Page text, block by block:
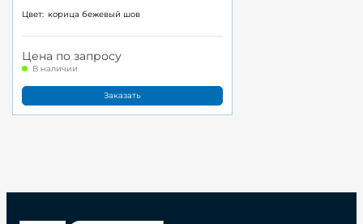
Цвет: корица бежевый шов
Цена по запросу
В наличии
Заказать